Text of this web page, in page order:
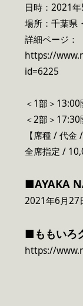
日時：2021年
場所：千葉県
詳細ページ：
https://
id=6225
＜1部＞
＜2部＞
【席種 / 代金
全席指定 /
■AYAKA
2021年6月27
■ももいろ
https://